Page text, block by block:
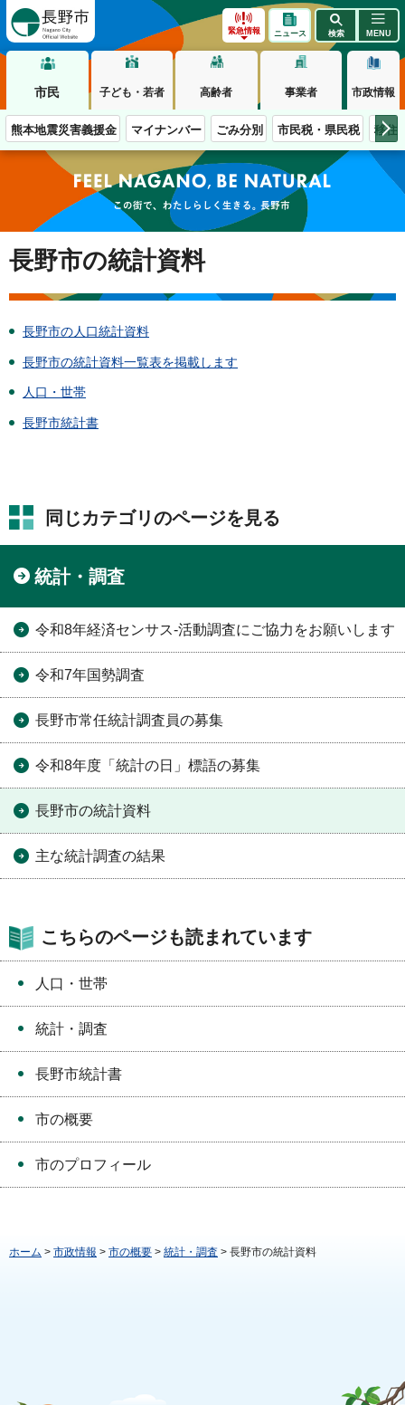
緊急情報 ニュース 検索 MENU
市民 子ども・若者 高齢者 事業者 市政情報
熊本地震災害義援金 マイナンバー ごみ分別 市民税・県民税 移住
この街で、わたしらしく生きる。長野市
長野市の統計資料
長野市の人口統計資料
長野市の統計資料一覧表を掲載します
人口・世帯
長野市統計書
同じカテゴリのページを見る
統計・調査
令和8年経済センサス-活動調査にご協力をお願いします
令和7年国勢調査
長野市常任統計調査員の募集
令和8年度「統計の日」標語の募集
長野市の統計資料
主な統計調査の結果
こちらのページも読まれています
人口・世帯
統計・調査
長野市統計書
市の概要
市のプロフィール
ホーム > 市政情報 > 市の概要 > 統計・調査 > 長野市の統計資料